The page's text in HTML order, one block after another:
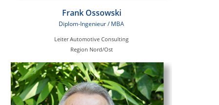
Frank Ossowski
Diplom-Ingenieur / MBA
Leiter Automotive Consulting
Region Nord/Ost